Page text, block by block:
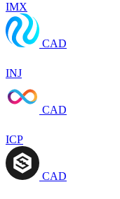
IMX
CAD
INJ
CAD
ICP
CAD